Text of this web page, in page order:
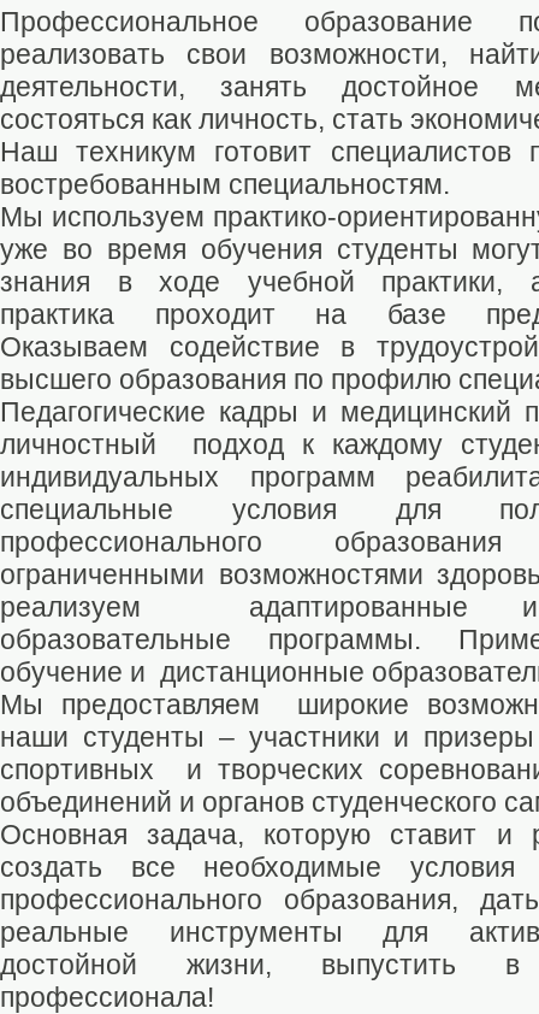
Профессиональное образование
реализовать свои возможности,
деятельности, занять достойное
состояться как личность, стать
Наш техникум готовит специалистов
востребованным специальностям.
Мы используем практико-
уже во время обучения студенты
знания в ходе учебной практики, а
практика проходит на базе
Оказываем содействие в
высшего образования по профилю
Педагогические кадры и медицинский
личностный подход к каждому
индивидуальных программ
специальные условия для
профессионального
ограниченными возможностями
реализуем адаптированные и
образовательные программы.
обучение и дистанционные
Мы предоставляем широкие
наши студенты – участники и
спортивных и творческих
объединений и органов студенческого
Основная задача, которую ставит и
создать все необходимые условия
профессионального образования,
реальные инструменты для
достойной жизни, выпустить
профессионала!